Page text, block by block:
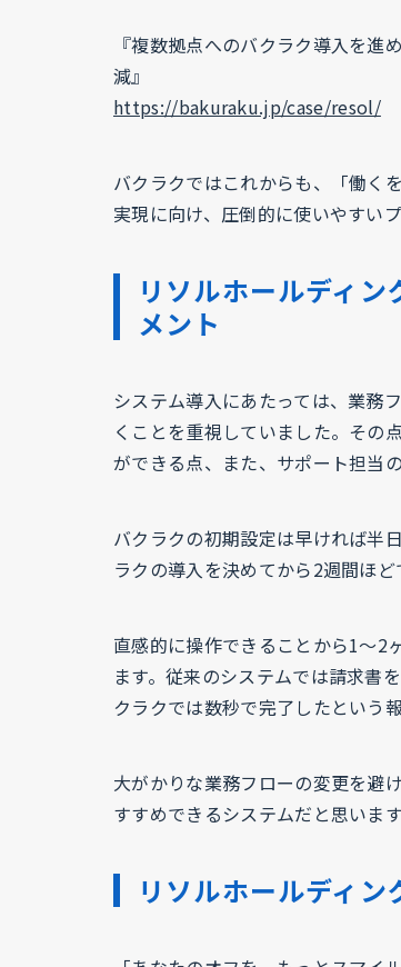
『複数拠点へのバクラク導入を
減』
https://bakuraku.jp/case/resol/
バクラクではこれからも、「働く
実現に向け、圧倒的に使いやすい
リソルホールディ
メント
システム導入にあたっては、業務
くことを重視していました。その
ができる点、また、サポート担当
バクラクの初期設定は早ければ半
ラクの導入を決めてから2週間ほ
直感的に操作できることから1〜2
ます。従来のシステムでは請求書
クラクでは数秒で完了したという
大がかりな業務フローの変更を避
すすめできるシステムだと思います
リソルホールディ